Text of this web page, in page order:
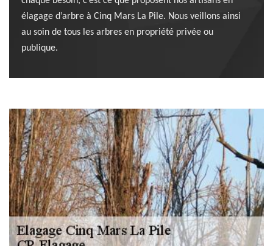
élagage d’arbre à Cinq Mars La Pile. Nous veillons ainsi
au soin de tous les arbres en propriété privée ou
publique.